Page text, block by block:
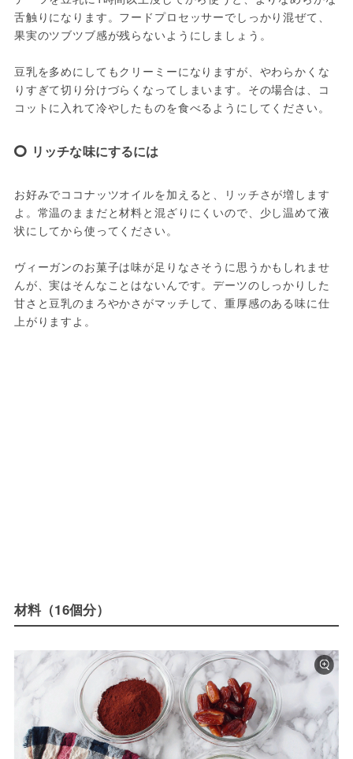
舌触りになります。フードプロセッサーでしっかり混ぜて、
果実のツブツブ感が残らないようにしましょう。
豆乳を多めにしてもクリーミーになりますが、やわらかくな
りすぎて切り分けづらくなってしまいます。その場合は、コ
コットに入れて冷やしたものを食べるようにしてください。
リッチな味にするには
お好みでココナッツオイルを加えると、リッチさが増します
よ。常温のままだと材料と混ざりにくいので、少し温めて液
状にしてから使ってください。
ヴィーガンのお菓子は味が足りなさそうに思うかもしれませ
んが、実はそんなことはないんです。デーツのしっかりした
甘さと豆乳のまろやかさがマッチして、重厚感のある味に仕
上がりますよ。
材料（16個分）